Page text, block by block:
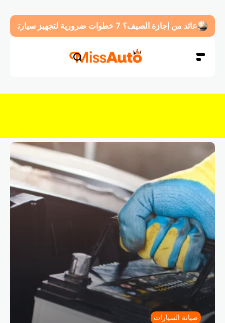
عائد من إجازة الصيف؟ 7 خطوات ضرورية لتجهيز سيارتك قبل العودة للدوام
صيانة السيارات